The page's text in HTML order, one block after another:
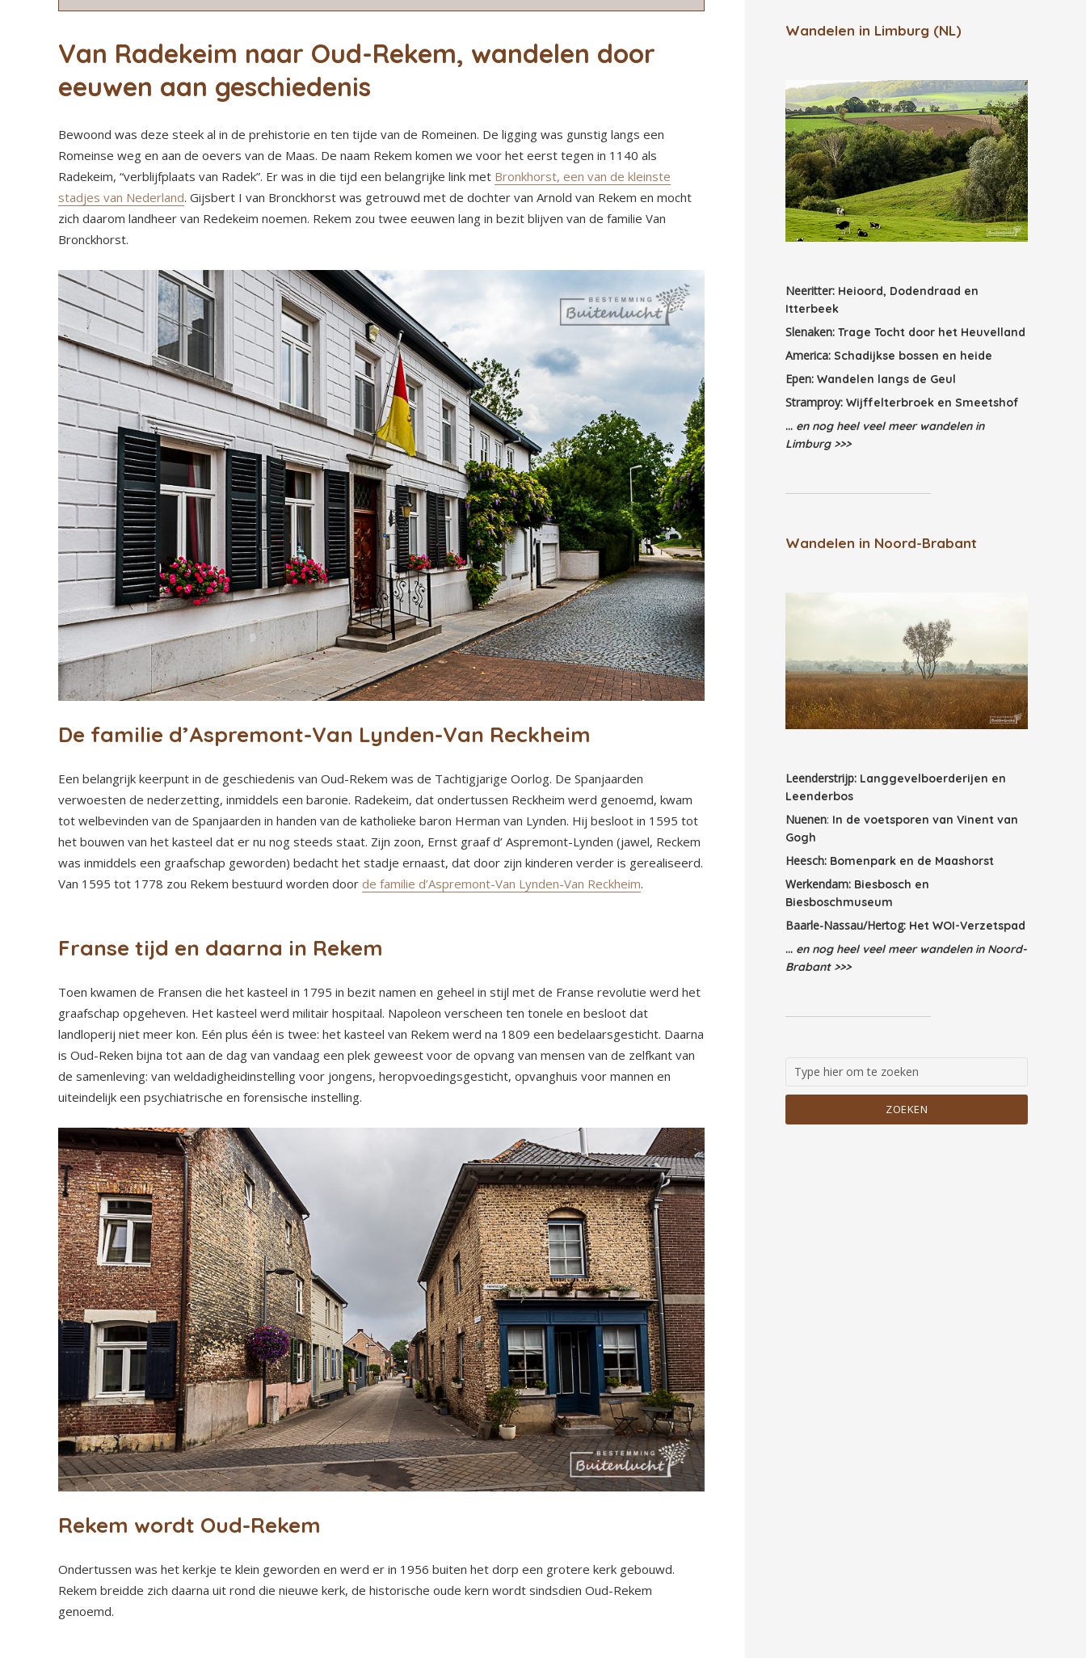
Van Radekeim naar Oud-Rekem, wandelen door
eeuwen aan geschiedenis
Bewoond was deze steek al in de prehistorie en ten tijde van de Romeinen. De ligging was gunstig langs een
Romeinse weg en aan de oevers van de Maas. De naam Rekem komen we voor het eerst tegen in 1140 als
Radekeim, “verblijfplaats van Radek”. Er was in die tijd een belangrijke link met Bronkhorst, een van de kleinste
stadjes van Nederland. Gijsbert I van Bronckhorst was getrouwd met de dochter van Arnold van Rekem en mocht
zich daarom landheer van Redekeim noemen. Rekem zou twee eeuwen lang in bezit blijven van de familie Van
Bronckhorst.
De familie d’Aspremont-Van Lynden-Van Reckheim
Een belangrijk keerpunt in de geschiedenis van Oud-Rekem was de Tachtigjarige Oorlog. De Spanjaarden
verwoesten de nederzetting, inmiddels een baronie. Radekeim, dat ondertussen Reckheim werd genoemd, kwam
tot welbevinden van de Spanjaarden in handen van de katholieke baron Herman van Lynden. Hij besloot in 1595 tot
het bouwen van het kasteel dat er nu nog steeds staat. Zijn zoon, Ernst graaf d’ Aspremont-Lynden (jawel, Reckem
was inmiddels een graafschap geworden) bedacht het stadje ernaast, dat door zijn kinderen verder is gerealiseerd.
Van 1595 tot 1778 zou Rekem bestuurd worden door de familie d’Aspremont-Van Lynden-Van Reckheim.
Franse tijd en daarna in Rekem
Toen kwamen de Fransen die het kasteel in 1795 in bezit namen en geheel in stijl met de Franse revolutie werd het
graafschap opgeheven. Het kasteel werd militair hospitaal. Napoleon verscheen ten tonele en besloot dat
landloperij niet meer kon. Eén plus één is twee: het kasteel van Rekem werd na 1809 een bedelaarsgesticht. Daarna
is Oud-Reken bijna tot aan de dag van vandaag een plek geweest voor de opvang van mensen van de zelfkant van
de samenleving: van weldadigheidinstelling voor jongens, heropvoedingsgesticht, opvanghuis voor mannen en
uiteindelijk een psychiatrische en forensische instelling.
Rekem wordt Oud-Rekem
Ondertussen was het kerkje te klein geworden en werd er in 1956 buiten het dorp een grotere kerk gebouwd.
Rekem breidde zich daarna uit rond die nieuwe kerk, de historische oude kern wordt sindsdien Oud-Rekem
genoemd.
Wandelen in Limburg (NL)
Neeritter: Heioord, Dodendraad en
Itterbeek
Slenaken: Trage Tocht door het Heuvelland
America: Schadijkse bossen en heide
Epen: Wandelen langs de Geul
Stramproy: Wijffelterbroek en Smeetshof
... en nog heel veel meer wandelen in
Limburg >>>
Wandelen in Noord-Brabant
Leenderstrijp: Langgevelboerderijen en
Leenderbos
Nuenen: In de voetsporen van Vinent van
Gogh
Heesch: Bomenpark en de Maashorst
Werkendam: Biesbosch en
Biesboschmuseum
Baarle-Nassau/Hertog: Het WOI-Verzetspad
... en nog heel veel meer wandelen in Noord-
Brabant >>>
ZOEKEN